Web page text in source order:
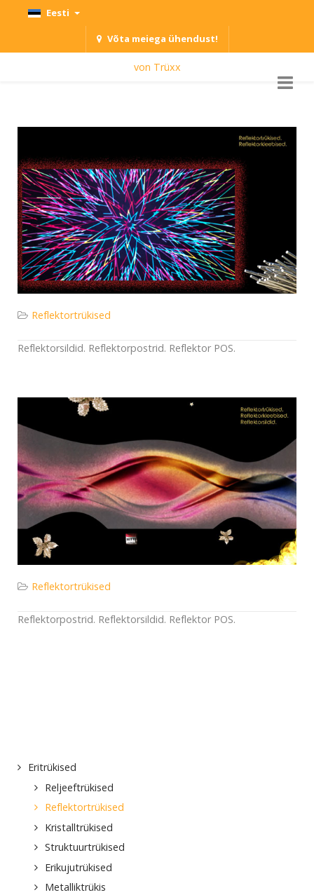
Eesti
Võta meiega ühendust!
von Trüxx
Reflektortrükised
Reflektorsildid. Reflektorpostrid. Reflektor POS.
Reflektortrükised
Reflektorpostrid. Reflektorsildid. Reflektor POS.
Eritrükised
Reljeeftrükised
Reflektortrükised
Kristalltrükised
Struktuurtrükised
Erikujutrükised
Metalliktrükis